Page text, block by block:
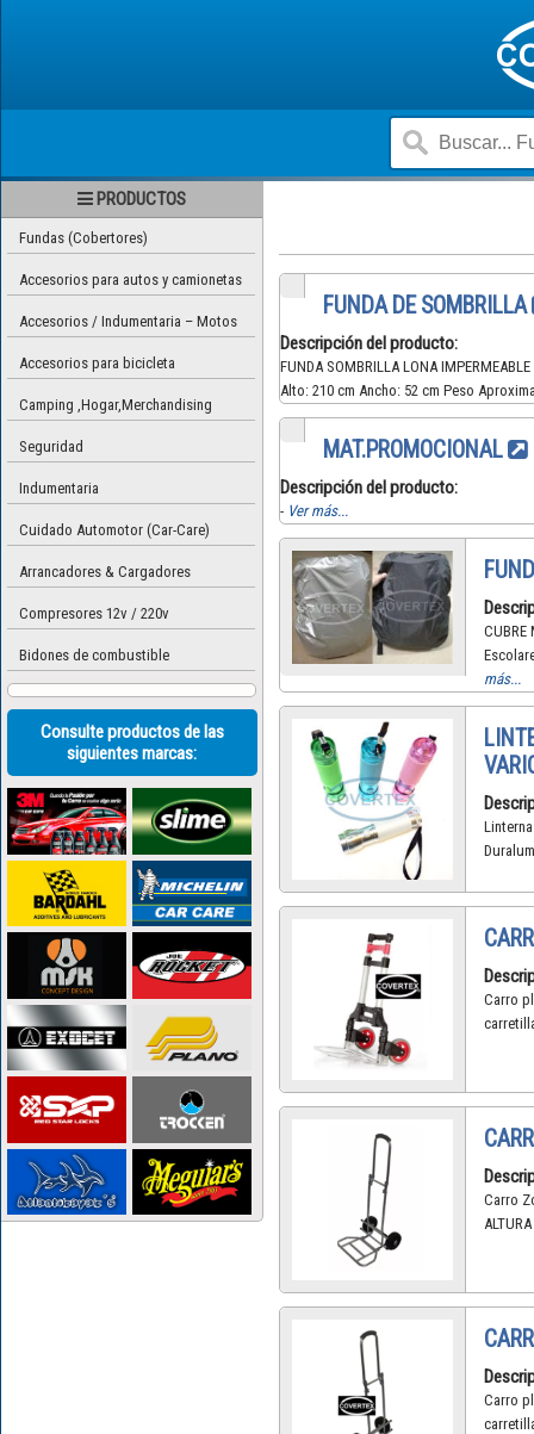
PRODUCTOS
Fundas (Cobertores)
Accesorios para autos y camionetas
Accesorios / Indumentaria – Motos
Accesorios para bicicleta
Camping ,Hogar,Merchandising
Seguridad
Indumentaria
Cuidado Automotor (Car-Care)
Arrancadores & Cargadores
Compresores 12v / 220v
Bidones de combustible
Consulte productos de las
siguientes marcas:
FUNDA DE SOMBRILLA
Descripción del producto:
FUNDA SOMBRILLA LONA
Alto: 210 cm Ancho: 52 cm Peso
MAT.PROMOCIONAL
Descripción del producto:
- Ver más...
CUBRE
más...
Carro
Carro
Carro